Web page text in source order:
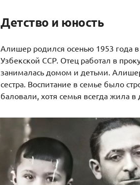
Детство и юность
Алишер родился осенью 1953 года
Узбекской ССР. Отец работал в
занималась домом и детьми.
сестра. Воспитание в семье было
баловали, хотя семья всегда жила в